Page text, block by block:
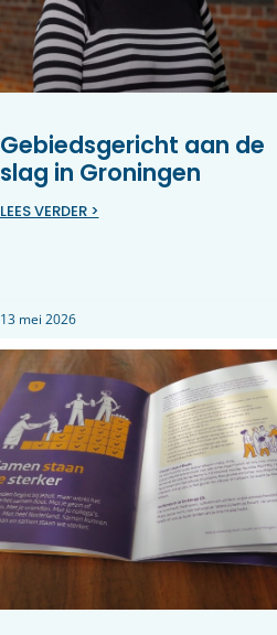
Gebiedsgericht aan de
slag in Groningen
LEES VERDER >
13 mei 2026